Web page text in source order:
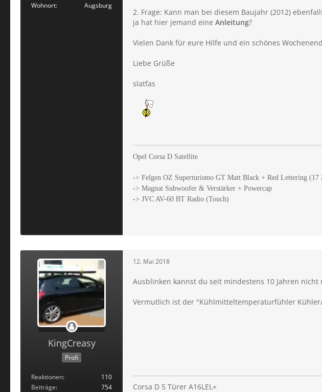
Wohnort
Augsburg
2. Frage: Kann man bei diesem Baujahr (2012)
ja hat hier jemand eine Anleitung?
Vielen Dank für eure Hilfe und ein schönes
Liebe Grüße
slatfas
Opel Corsa D Satellite
-> Felgen OZ Superturismo GT Matt Black + Red Lettering (17
-> Magnat Subwoofer & Verstärker + Powercap
-> JVC AV-60 BT Radio (Touch)
KingCreasy
Profi
Reaktionen
110
Beiträge
754
12. Mai 2018
Ausblinken kannst du seit mindestens 10 Jahren nicht
Vermutlich ist der "Kühlmitteltemperaturfühler
Corsa D 5 Türer A16LEL+